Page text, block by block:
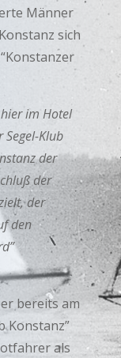
Männer
sich
im Hotel
Klub
der
der
der
den
bereits am
Konstanz”
als